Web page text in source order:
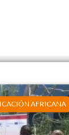
AFRICANA